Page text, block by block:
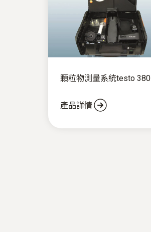
顆粒物測量系統testo 380
產品詳情